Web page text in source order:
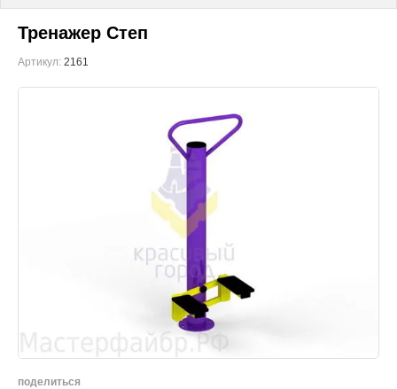
Тренажер Степ
Артикул: 2161
поделиться